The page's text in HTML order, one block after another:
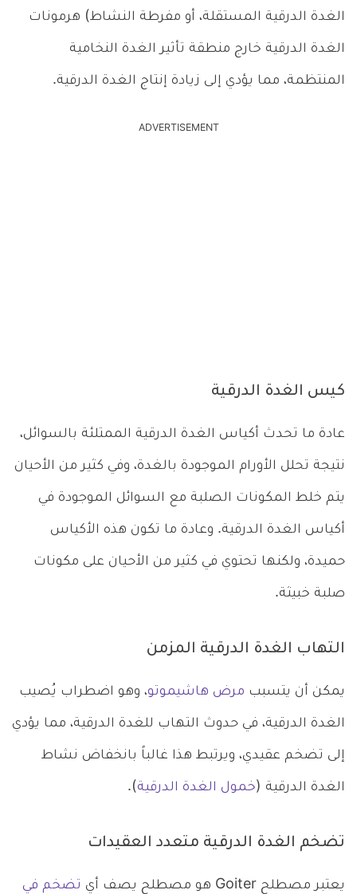
الغدة الدرقية المستقلة، أو مفرطة النشاط) هرمونات
الغدة الدرقية خارج منطقة تأثير الغدة النخامية
المنتظمة، مما يؤدي إلى زيادة إنتاج الغدة الدرقية.
ADVERTISEMENT
كيس الغدة الدرقية
عادة ما تحدث أكياس الغدة الدرقية الممتلئة بالسوائل،
نتيجة تحلل الأورام الموجودة بالغدة، وفي كثير من الأحيان
يتم خلط المكونات الصلبة مع السوائل الموجودة في
أكياس الغدة الدرقية. وعادة ما تكون هذه الأكياس
حميدة، ولكنها تحتوي في كثير من الأحيان على مكونات
صلبة خبيثة.
التهاب الغدة الدرقية المزمن
يمكن أن يتسبب مرض هاشيموتو، وهو اضطراب يُصيب
الغدة الدرقية، في حدوث التهاب للغدة الدرقية، مما يؤدي
إلى تضخم عقيدي، ويرتبط هذا غالباً بانخفاض نشاط
الغدة الدرقية (خمول الغدة الدرقية).
تضخم الغدة الدرقية متعدد العقيدات
يعتبر مصطلح Goiter هو مصطلح يصف أي تضخم في